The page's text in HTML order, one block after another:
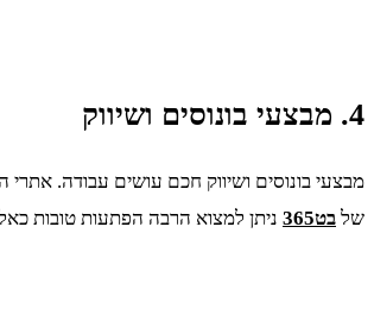
4. מבצעי בונוסים ושיווק
מבצעי בונוסים ושיווק חכם עושים עבודה. אתרי
של בט365 ניתן למצוא הרבה הפתעות טובות